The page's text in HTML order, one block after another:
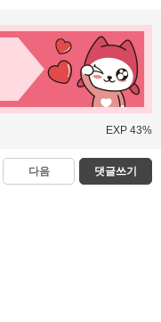
EXP 43%
다음 댓글쓰기